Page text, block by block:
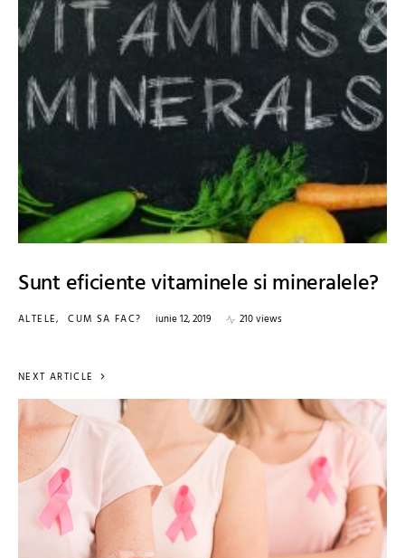
Sunt eficiente vitaminele si mineralele?
ALTELE CUM SA FAC? iunie 12, 2019 210 views
NEXT ARTICLE